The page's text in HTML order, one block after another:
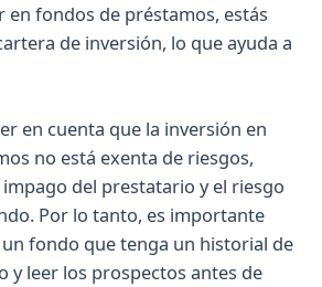
en fondos de préstamos, estás
de inversión, lo que ayuda a
en cuenta que la inversión en
no está exenta de riesgos,
del prestatario y el riesgo
Por lo tanto, es importante
fondo que tenga un historial de
y leer los prospectos antes de